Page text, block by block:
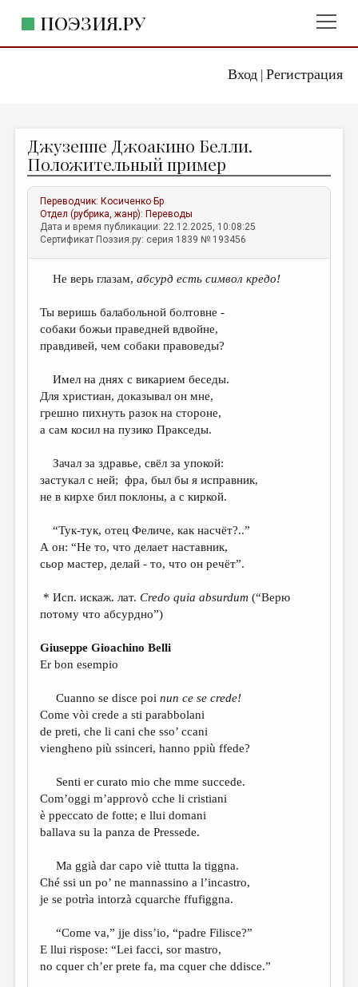
Вход| Регистрация
ПОЭЗИЯ.РУ
ЖАНРЫ
АВТОРЫ
КОММЕНТАРИИ
ЛИТСАЛОН
ОТДЕЛЫ И РУБРИКИ
ИЗБРАННОЕ
ДАЙДЖЕСТ
ПРОИЗВЕДЕНИЯ
ПЕРЕВОДЫ
КОНКУРСЫ
ДЕТСКАЯ КОМНАТА
ОБЗОР ЛИТЕРАТУРЫ
ОБЪЯВЛЕНИЯ
РЕДКОЛЛЕГИЯ
ОТ РЕДАКЦИИ
МАЛАЯ ПРОЗА
ЭССЕИСТИКА
ЛИТЕРАТУРОВЕДЕНИЕ
КУЛЬТУРОВЕДЕНИЕ
ПУБЛИЦИСТИКА
РЕЦЕНЗИРОВАНИЕ
ЦИКЛЫ ПУБЛИКАЦИЙ
МЕДИА
ВКОНТАКТЕ
Джузеппе Джоакино Белли.
Положительный пример
Переводчик: Косиченко Бр
Отдел (рубрика, жанр): Переводы
Дата и время публикации: 22.12.2025, 10:08:25
Сертификат Поэзия.ру: серия 1839 № 193456
Не верь глазам,абсурд есть символ кредо!
Ты веришь балабольной болтовне -
собаки божьи праведней вдвойне,
правдивей, чем собаки правоведы?
Имел на днях с викарием беседы.
Для христиан, доказывал он мне,
грешно пихнуть разок на стороне,
а сам косил на пузико Пракседы.
Зачал за здравье, свёл за упокой:
застукал с ней; фра, был бы я исправник,
не в кирхе бил поклоны, а с киркой.
“Тук-тук, отец Феличе, как насчёт?..”
А он: “Не то, что делает наставник,
сьор мастер, делай - то, что он речёт”.
* Исп. искаж. лат.Сredo quia absurdum (“Верю
потому что абсурдно”)
Giuseppe Gioachino Belli
Er bon esempio
Cuanno se disce poinun ce se crede!
Come vòi crede a sti parabbolani
de preti, che li cani che sso’ ccani
viengheno più ssinceri, hanno ppiù ffede?
Senti er curato mio che mme succede.
Com’oggi m’approvò cche li cristiani
è ppeccato de fotte; e llui domani
ballava su la panza de Pressede.
Ma ggià dar capo viè ttutta la tiggna.
Ché ssi un po’ ne mannassino a l’incastro,
je se potrìa intorzà cquarche ffufiggna.
“Come va,” jje diss’io, “padre Filisce?”
E llui rispose: “Lei facci, sor mastro,
no cquer ch’er prete fa, ma cquer che ddisce.”